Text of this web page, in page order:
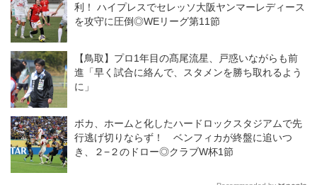
利！ ハイプレスでセレッソ大阪ヤンマーレディース
を攻守に圧倒◎WEリーグ第11節
【鳥取】プロ1年目の髙尾流星、戸惑いながらも前
進「早く試合に絡んで、スタメンを勝ち取れるよう
に」
ボカ、ホームと化したハードロックスタジアムで先
行逃げ切りならず！ ベンフィカが終盤に追いつ
き、２−２のドロー◎クラブW杯1節